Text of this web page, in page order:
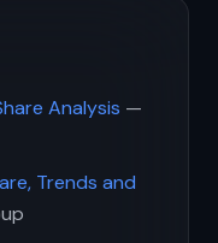
Analysis —
Trends and